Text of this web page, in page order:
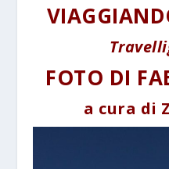
FOTO DI
a cura di